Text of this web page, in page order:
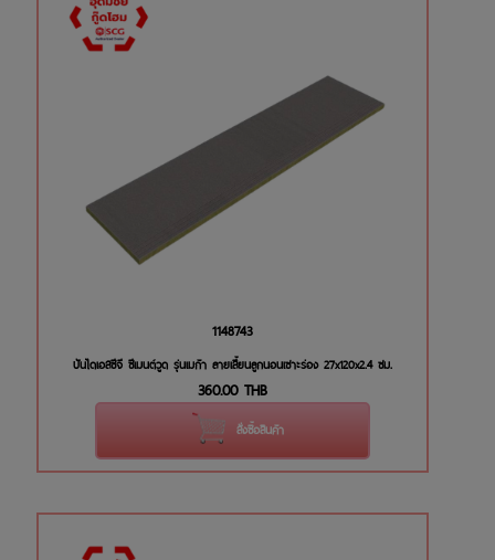
1148743
บันไดเอสซีจี ซีเมนต์วูด รุ่นเมก้า ลายเสี้ยนลูกนอนเซาะร่อง 27x120x2.4 ซม.
360.00 THB
สั่งซื้อสินค้า